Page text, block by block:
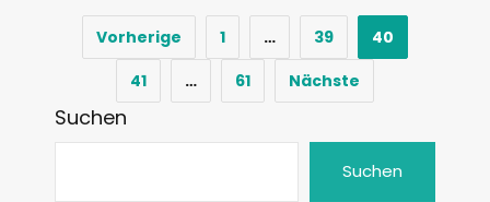
Vorherige 1 … 39
40
41
… 61 Nächste
Suchen
Suchen